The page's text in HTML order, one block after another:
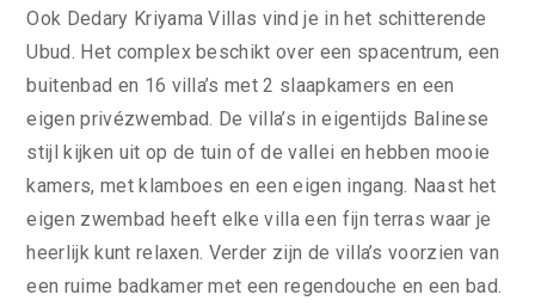
Ook Dedary Kriyama Villas vind je in het schitterende
Ubud. Het complex beschikt over een spacentrum, een
buitenbad en 16 villa’s met 2 slaapkamers en een
eigen privézwembad. De villa’s in eigentijds Balinese
stijl kijken uit op de tuin of de vallei en hebben mooie
kamers, met klamboes en een eigen ingang. Naast het
eigen zwembad heeft elke villa een fijn terras waar je
heerlijk kunt relaxen. Verder zijn de villa’s voorzien van
een ruime badkamer met een regendouche en een bad.